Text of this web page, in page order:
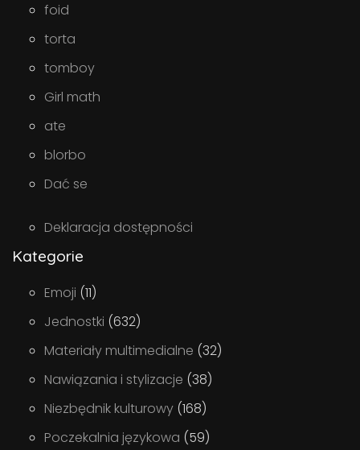
foid
torta
tomboy
Girl math
ate
blorbo
Dać se
Deklaracja dostępności
Kategorie
Emoji (11)
Jednostki (632)
Materiały multimedialne (32)
Nawiązania i stylizacje (38)
Niezbędnik kulturowy (168)
Poczekalnia językowa (59)